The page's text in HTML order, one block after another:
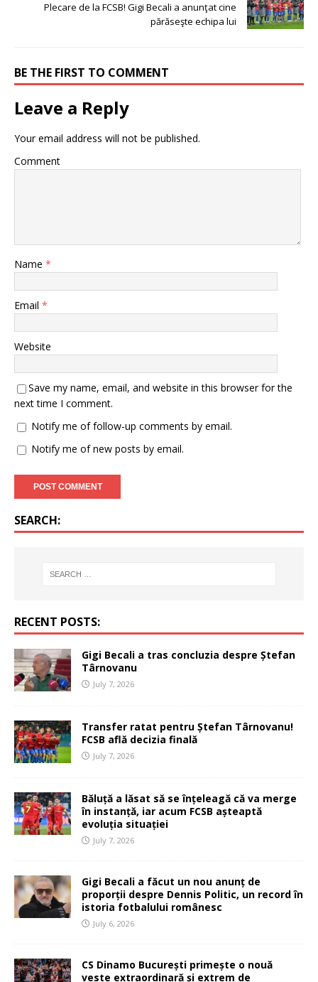
Plecare de la FCSB! Gigi Becali a anunţat cine
părăseşte echipa lui
BE THE FIRST TO COMMENT
Leave a Reply
Your email address will not be published.
Comment
Name *
Email *
Website
Save my name, email, and website in this browser for the
next time I comment.
Notify me of follow-up comments by email.
Notify me of new posts by email.
SEARCH:
RECENT POSTS:
Gigi Becali a tras concluzia despre Ștefan
Târnovanu
July 7, 2026
Transfer ratat pentru Ștefan Târnovanu!
FCSB află decizia finală
July 7, 2026
Băluță a lăsat să se înțeleagă că va merge
în instanță, iar acum FCSB așteaptă
evoluția situației
July 7, 2026
Gigi Becali a făcut un nou anunț de
proporții despre Dennis Politic, un record în
istoria fotbalului românesc
July 6, 2026
CS Dinamo București primește o nouă
veste extraordinară și extrem de